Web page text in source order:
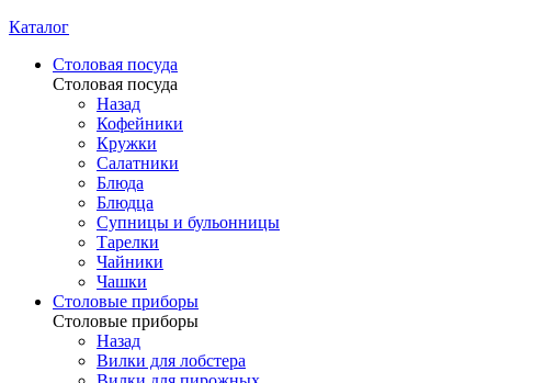
Каталог
Столовая посуда
Столовая посуда
Назад
Кофейники
Кружки
Салатники
Блюда
Блюдца
Супницы и бульонницы
Тарелки
Чайники
Чашки
Cтоловые приборы
Cтоловые приборы
Назад
Вилки для лобстера